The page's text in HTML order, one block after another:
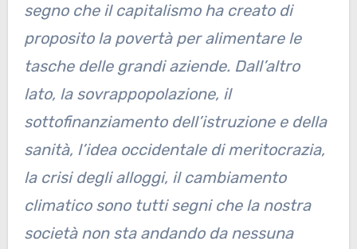
segno che il capitalismo ha creato di
proposito la povertà per alimentare le
tasche delle grandi aziende. Dall’altro
lato, la sovrappopolazione, il
sottofinanziamento dell’istruzione e della
sanità, l’idea occidentale di meritocrazia,
la crisi degli alloggi, il cambiamento
climatico sono tutti segni che la nostra
società non sta andando da nessuna